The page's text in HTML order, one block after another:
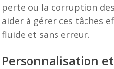
perte ou la corruption
aider à gérer ces tâches
fluide et sans erreur.
Personnalisation